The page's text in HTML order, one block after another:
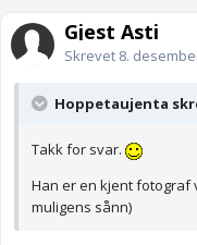
Gjest Asti
Skrevet 8.
Hoppetaujenta
Takk for svar.
Han er en kjent fotograf
muligens sånn)